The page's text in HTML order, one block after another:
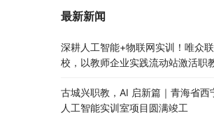
级
最新新闻
深耕人工智能+物联网实训！唯众
校，以教师企业实践流动站激活职
古城兴职教，AI 启新篇｜青海省西
人工智能实训室项目圆满竣工